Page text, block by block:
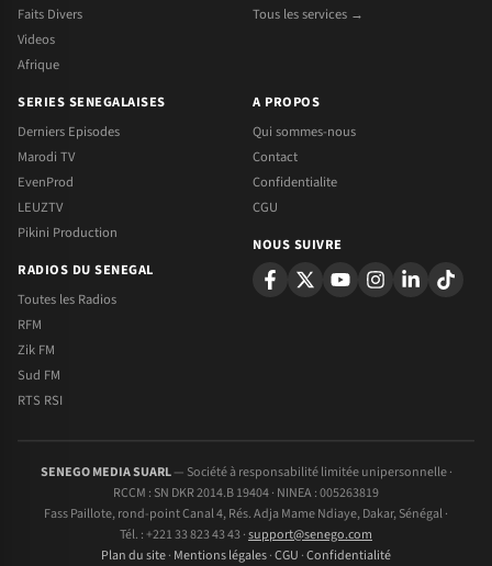
Faits Divers
Videos
Afrique
Tous les services →
SERIES SENEGALAISES
Derniers Episodes
Marodi TV
EvenProd
LEUZTV
Pikini Production
RADIOS DU SENEGAL
Toutes les Radios
RFM
Zik FM
Sud FM
RTS RSI
A PROPOS
Qui sommes-nous
Contact
Confidentialite
CGU
NOUS SUIVRE
SENEGO MEDIA SUARL— Société à responsabilité limitée unipersonnelle ·
RCCM : SN DKR 2014.B 19404 · NINEA : 005263819
Fass Paillote, rond-point Canal 4, Rés. Adja Mame Ndiaye, Dakar, Sénégal ·
Tél. : +221 33 823 43 43 ·support@senego.com
Plan du site· Mentions légales·CGU ·Confidentialité